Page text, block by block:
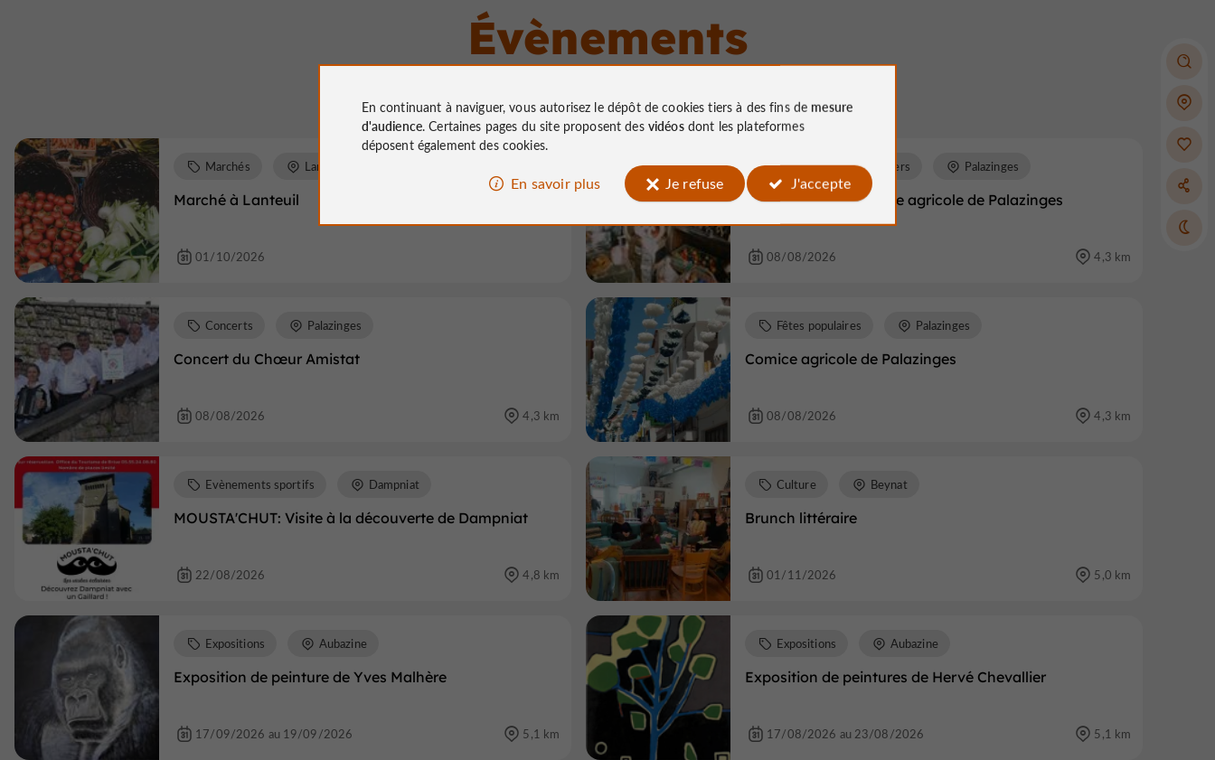
Évènements
Marché à Lanteuil
Marchés Lanteuil
01/10/2026
Vide grenier du comice agricole de Palazinges
Brocantes, Vides greniers Palazinges
08/08/2026 4,3 km
Concert du Chœur Amistat
Concerts Palazinges
08/08/2026 4,3 km
Comice agricole de Palazinges
Fêtes populaires Palazinges
08/08/2026 4,3 km
MOUSTA'CHUT: Visite à la découverte de Dampniat
Evènements sportifs Dampniat
22/08/2026 4,8 km
Brunch littéraire
Culture Beynat
01/11/2026 5,0 km
Exposition de peinture de Yves Malhère
Expositions Aubazine
17/09/2026 au 19/09/2026 5,1 km
Exposition de peintures de Hervé Chevallier
Expositions Aubazine
17/08/2026 au 23/08/2026 5,1 km
En continuant à naviguer, vous autorisez le dépôt de cookies tiers à des fins de mesure
d'audience. Certaines pages du site proposent des vidéosdont les plateformes
déposent également des cookies.
En savoir plus Je refuse J'accepte